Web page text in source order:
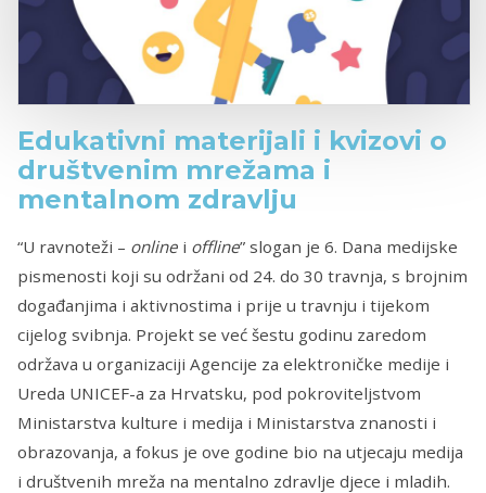
Edukativni materijali i kvizovi o
društvenim mrežama i
mentalnom zdravlju
“U ravnoteži – online i offline” slogan je 6. Dana medijske
pismenosti koji su održani od 24. do 30 travnja, s brojnim
događanjima i aktivnostima i prije u travnju i tijekom
cijelog svibnja. Projekt se već šestu godinu zaredom
održava u organizaciji Agencije za elektroničke medije i
Ureda UNICEF-a za Hrvatsku, pod pokroviteljstvom
Ministarstva kulture i medija i Ministarstva znanosti i
obrazovanja, a fokus je ove godine bio na utjecaju medija
i društvenih mreža na mentalno zdravlje djece i mladih.